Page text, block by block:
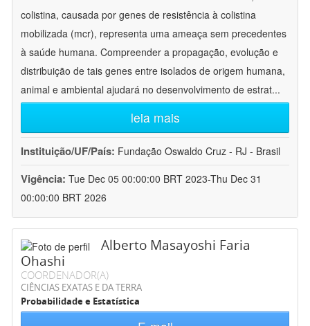
colistina, causada por genes de resistência à colistina
mobilizada (mcr), representa uma ameaça sem precedentes
à saúde humana. Compreender a propagação, evolução e
distribuição de tais genes entre isolados de origem humana,
animal e ambiental ajudará no desenvolvimento de estrat...
leia mais
Instituição/UF/País: Fundação Oswaldo Cruz - RJ - Brasil
Vigência: Tue Dec 05 00:00:00 BRT 2023-Thu Dec 31
00:00:00 BRT 2026
Alberto Masayoshi Faria
Ohashi
COORDENADOR(A)
CIÊNCIAS EXATAS E DA TERRA
Probabilidade e Estatística